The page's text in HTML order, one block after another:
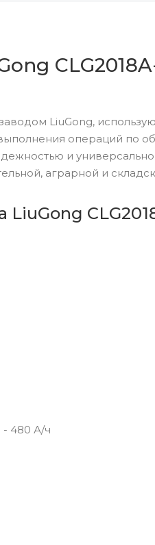
LiuGong,
операций по
и
аграрной и
- 480 А/ч